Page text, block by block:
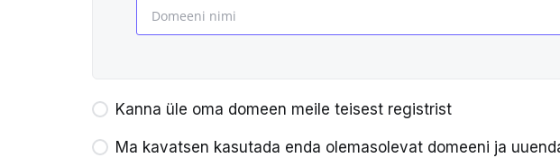
Kanna üle oma domeen meile teisest registrist
Ma kavatsen kasutada enda olemasolevat domeeni ja